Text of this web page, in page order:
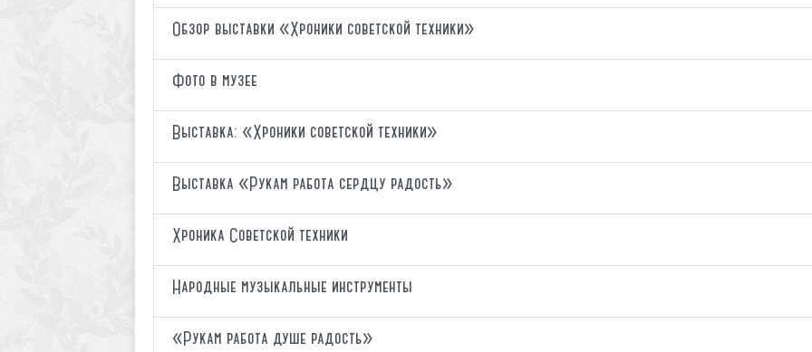
Обзор выставки «Хроники советской техники»
Фото в музее
Выставка: «Хроники советской техники»
Выставка «Рукам работа сердцу радость»
Хроника Советской техники
Народные музыкальные инструменты
«Рукам работа душе радость»